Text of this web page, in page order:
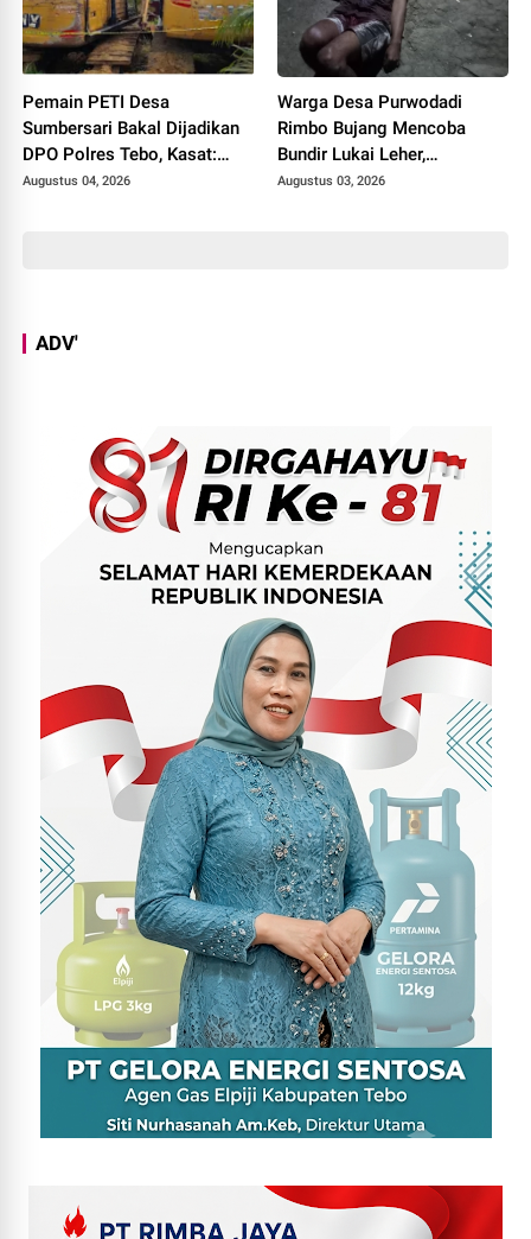
Pemain PETI Desa
Sumbersari Bakal Dijadikan
DPO Polres Tebo, Kasat:
Karena Tak Pernah Penuhi
Augustus 04, 2026
Warga Desa Purwodadi
Rimbo Bujang Mencoba
Bundir Lukai Leher,
Sebelumnya Pernah Potong
Augustus 03, 2026
ADV'